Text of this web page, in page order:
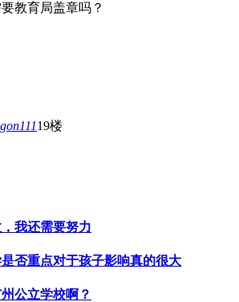
教育局盖章吗？
19楼
我还需要努力
否重点对于孩子影响真的很大
公立学校啊？